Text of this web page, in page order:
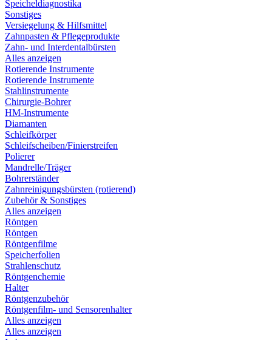
Speicheldiagnostika
Sonstiges
Versiegelung & Hilfsmittel
Zahnpasten & Pflegeprodukte
Zahn- und Interdentalbürsten
Alles anzeigen
Rotierende Instrumente
Rotierende Instrumente
Stahlinstrumente
Chirurgie-Bohrer
HM-Instrumente
Diamanten
Schleifkörper
Schleifscheiben/Finierstreifen
Polierer
Mandrelle/Träger
Bohrerständer
Zahnreinigungsbürsten (rotierend)
Zubehör & Sonstiges
Alles anzeigen
Röntgen
Röntgen
Röntgenfilme
Speicherfolien
Strahlenschutz
Röntgenchemie
Halter
Röntgenzubehör
Röntgenfilm- und Sensorenhalter
Alles anzeigen
Alles anzeigen